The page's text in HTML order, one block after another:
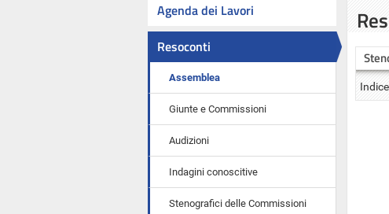
Agenda dei Lavori
Resoconti
Assemblea
Giunte e Commissioni
Audizioni
Indagini conoscitive
Stenografici delle Commissioni
Indice